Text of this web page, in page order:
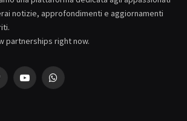
notizie, approfondimenti e aggiornamenti
partnerships right now.
YouTubeWhatsApp